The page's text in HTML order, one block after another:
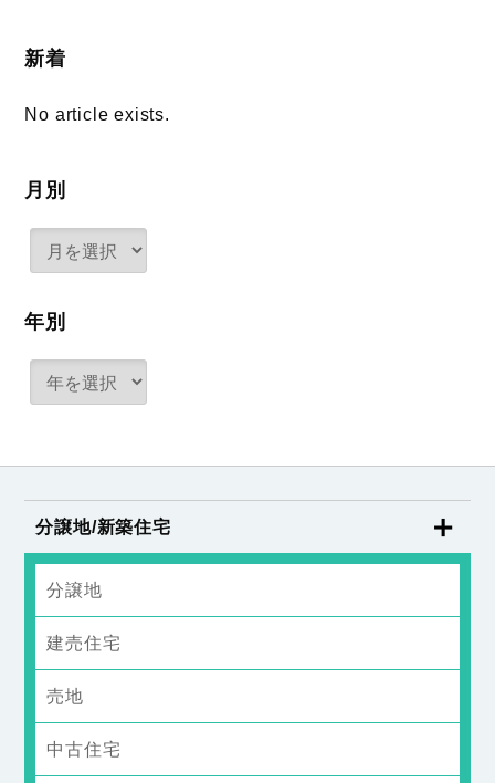
新着
No article exists.
月別
年別
分譲地/新築住宅
分譲地
建売住宅
売地
中古住宅